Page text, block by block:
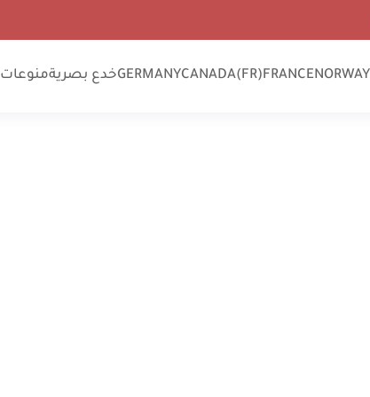
NORWAY
FRANCE
CANADA(FR)
GERMANYخدع بصريةمنوعات